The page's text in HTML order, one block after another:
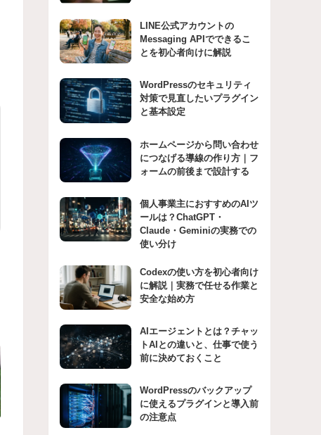
LINE公式アカウントの
Messaging APIでできるこ
とを初心者向けに解説
WordPressのセキュリティ
対策で見直したいプラグイン
と基本設定
ホームページから問い合わせ
につなげる導線の作り方｜フ
ォームの前後まで設計する
個人事業主におすすめのAIツ
ールは？ChatGPT・
Claude・Geminiの実務での
使い分け
Codexの使い方を初心者向け
に解説｜実務で任せる作業と
安全な始め方
AIエージェントとは？チャッ
トAIとの違いと、仕事で使う
前に決めておくこと
WordPressのバックアップ
に使えるプラグインと導入前
の注意点